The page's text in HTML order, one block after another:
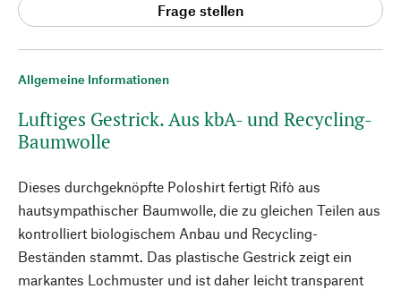
Allgemeine Informationen
Luftiges Gestrick. Aus kbA- und Recycling-
Baumwolle
Dieses durchgeknöpfte Poloshirt fertigt Rifò aus
hautsympathischer Baumwolle, die zu gleichen Teilen aus
kontrolliert biologischem Anbau und Recycling-
Beständen stammt. Das plastische Gestrick zeigt ein
markantes Lochmuster und ist daher leicht transparent
Frage stellen